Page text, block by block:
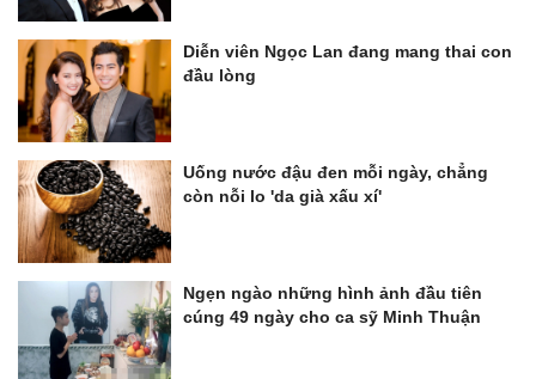
Diễn viên Ngọc Lan đang mang thai con
đầu lòng
Uống nước đậu đen mỗi ngày, chẳng
còn nỗi lo 'da già xấu xí'
Ngẹn ngào những hình ảnh đầu tiên
cúng 49 ngày cho ca sỹ Minh Thuận